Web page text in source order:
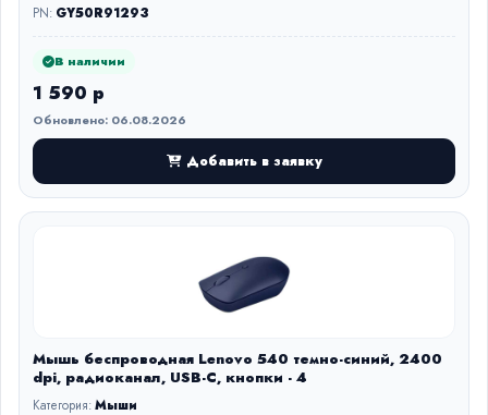
PN: GY50R91293
В наличии
1 590 р
Обновлено: 06.08.2026
Добавить в заявку
Мышь беспроводная Lenovo 540 темно-синий, 2400
dpi, радиоканал, USB-C, кнопки - 4
Категория:Мыши